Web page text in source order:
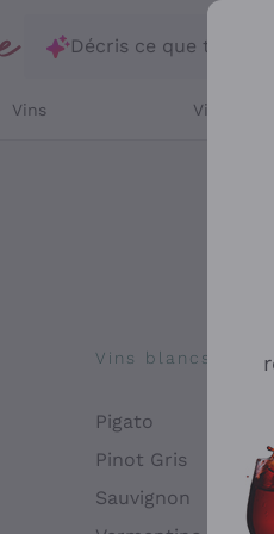
Décris ce que tu
Vins Vins
Vins blancs
Pigato
Pinot Gris
Sauvignon